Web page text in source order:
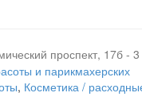
проспект, 17б -
и парикмахерских
, Косметика /